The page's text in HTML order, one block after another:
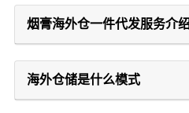
烟膏海外仓一件代发服务介
海外仓储是什么模式